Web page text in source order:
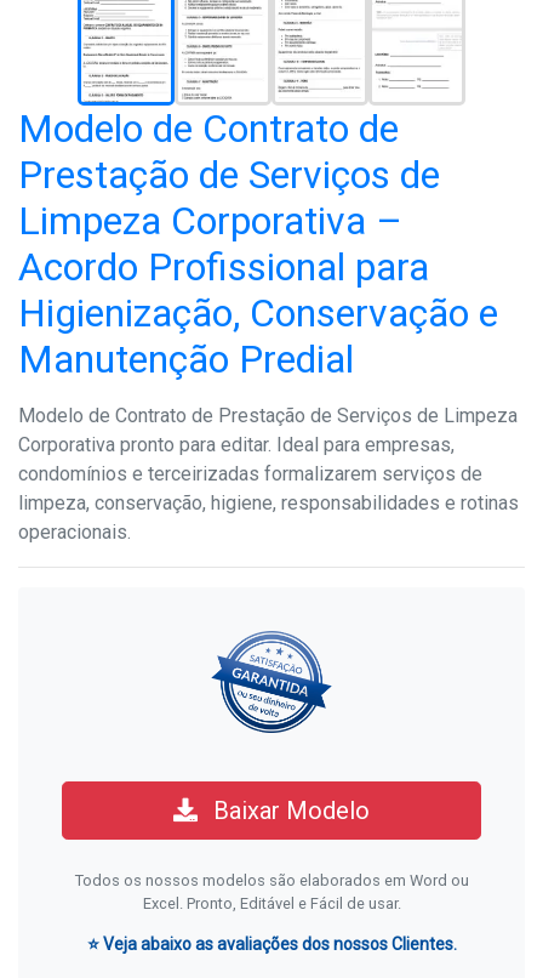
Modelo de Contrato de
Prestação de Serviços de
Limpeza Corporativa –
Acordo Profissional para
Higienização, Conservação e
Manutenção Predial
Modelo de Contrato de Prestação de Serviços de Limpeza
Corporativa pronto para editar. Ideal para empresas,
condomínios e terceirizadas formalizarem serviços de
limpeza, conservação, higiene, responsabilidades e rotinas
operacionais.
Baixar Modelo
Todos os nossos modelos são elaborados em Word ou
Excel. Pronto, Editável e Fácil de usar.
⭐ Veja abaixo as avaliações dos nossos Clientes.